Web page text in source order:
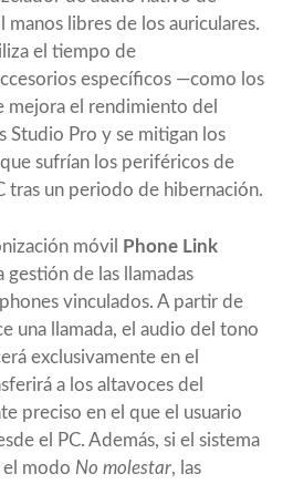
libres de los auriculares.
el tiempo de
específicos —como los
el rendimiento del
Studio Pro y se mitigan los
sufrían los periféricos de
tras un periodo de hibernación.
móvil
Phone Link
gestión de las llamadas
vinculados. A partir de
una llamada, el audio del tono
exclusivamente en el
a los altavoces del
preciso en el que el usuario
el PC. Además, si el sistema
modo No molestar, las